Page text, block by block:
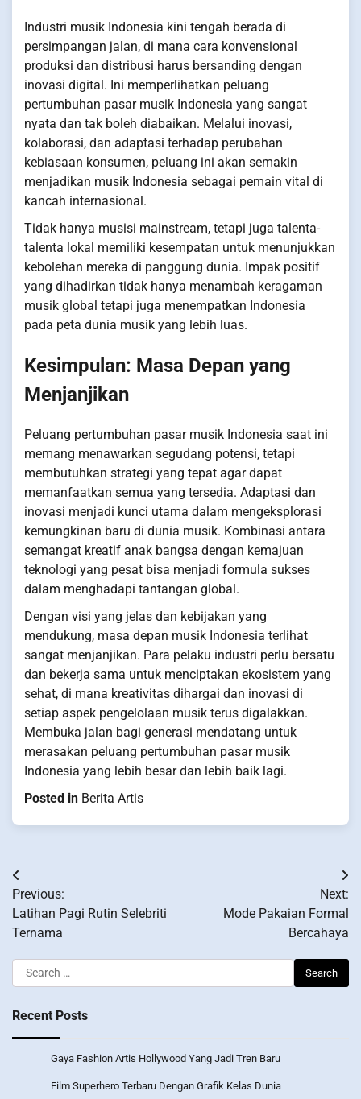
Industri musik Indonesia kini tengah berada di
persimpangan jalan, di mana cara konvensional
produksi dan distribusi harus bersanding dengan
inovasi digital. Ini memperlihatkan peluang
pertumbuhan pasar musik Indonesia yang sangat
nyata dan tak boleh diabaikan. Melalui inovasi,
kolaborasi, dan adaptasi terhadap perubahan
kebiasaan konsumen, peluang ini akan semakin
menjadikan musik Indonesia sebagai pemain vital di
kancah internasional.
Tidak hanya musisi mainstream, tetapi juga talenta-
talenta lokal memiliki kesempatan untuk menunjukkan
kebolehan mereka di panggung dunia. Impak positif
yang dihadirkan tidak hanya menambah keragaman
musik global tetapi juga menempatkan Indonesia
pada peta dunia musik yang lebih luas.
Kesimpulan: Masa Depan yang
Menjanjikan
Peluang pertumbuhan pasar musik Indonesia saat ini
memang menawarkan segudang potensi, tetapi
membutuhkan strategi yang tepat agar dapat
memanfaatkan semua yang tersedia. Adaptasi dan
inovasi menjadi kunci utama dalam mengeksplorasi
kemungkinan baru di dunia musik. Kombinasi antara
semangat kreatif anak bangsa dengan kemajuan
teknologi yang pesat bisa menjadi formula sukses
dalam menghadapi tantangan global.
Dengan visi yang jelas dan kebijakan yang
mendukung, masa depan musik Indonesia terlihat
sangat menjanjikan. Para pelaku industri perlu bersatu
dan bekerja sama untuk menciptakan ekosistem yang
sehat, di mana kreativitas dihargai dan inovasi di
setiap aspek pengelolaan musik terus digalakkan.
Membuka jalan bagi generasi mendatang untuk
merasakan peluang pertumbuhan pasar musik
Indonesia yang lebih besar dan lebih baik lagi.
Posted in Berita Artis
Post
navigation
Previous:
Latihan Pagi Rutin Selebriti
Ternama
Next:
Mode Pakaian Formal
Bercahaya
Search
for:
Recent Posts
Gaya Fashion Artis Hollywood Yang Jadi Tren Baru
Film Superhero Terbaru Dengan Grafik Kelas Dunia